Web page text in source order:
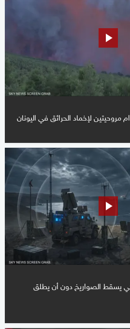
لإخماد الحرائق في اليونان
يسقط الصواريخ دون أن يطلق